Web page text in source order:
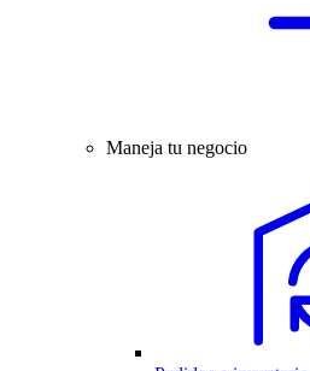
Maneja tu negocio